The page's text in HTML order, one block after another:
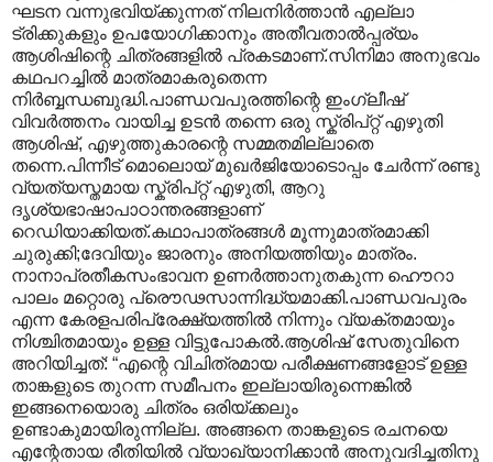
ഘടന വന്നുഭവിയ്ക്കുന്നത് നിലനിർത്താൻ എല്ലാ
ട്രിക്കുകളും ഉപയോഗിക്കാനും അതീവതാൽ‌പ്പര്യം
ആശിഷിന്റെ ചിത്രങ്ങളിൽ പ്രകടമാണ്.സിനിമാ അനുഭവം
കഥപറച്ചിൽ മാത്രമാകരുതെന്ന
നിർബ്ബന്ധബുദ്ധി.പാണ്ഡവപുരത്തിന്റെ ഇംഗ്ലീഷ്
വിവർത്തനം വായിച്ച ഉടൻ തന്നെ ഒരു സ്ക്രിപ്റ്റ് എഴുതി
ആശിഷ്, എഴുത്തുകാരന്റെ സമ്മതമില്ലാതെ
തന്നെ.പിന്നീട് മൊലൊയ് മുഖർജിയോടൊപ്പം ചേർന്ന് രണ്ടു
വ്യത്യസ്തമായ സ്ക്രിപ്റ്റ് എഴുതി, ആറു
ദൃശ്യഭാഷാപാഠാന്തരങ്ങളാണ്
റെഡിയാക്കിയത്.കഥാപാത്രങ്ങൾ മൂന്നുമാത്രമാക്കി
ചുരുക്കി;ദേവിയും ജാരനും അനിയത്തിയും മാത്രം.
നാനാപ്രതീകസംഭാവന ഉണർത്താനുതകുന്ന ഹൌറാ
പാലം മറ്റൊരു പ്രൌഢസാന്നിദ്ധ്യമാക്കി.പാണ്ഡവപുരം
എന്ന കേരളപരിപ്രേക്ഷ്യത്തിൽ നിന്നും വ്യക്തമായും
നിശ്ചിതമായും ഉള്ള വിട്ടുപോകൽ.ആശിഷ് സേതുവിനെ
അറിയിച്ചത്: “എന്റെ വിചിത്രമായ പരീക്ഷണങ്ങളോട് ഉള്ള
താങ്കളുടെ തുറന്ന സമീപനം ഇല്ലായിരുന്നെങ്കിൽ
ഇങ്ങനെയൊരു ചിത്രം ഒരിയ്ക്കലും
ഉണ്ടാകുമായിരുന്നില്ല. അങ്ങനെ താങ്കളുടെ രചനയെ
എന്റേതായ രീതിയിൽ വ്യാഖ്യാനിക്കാൻ അനുവദിച്ചതിനു